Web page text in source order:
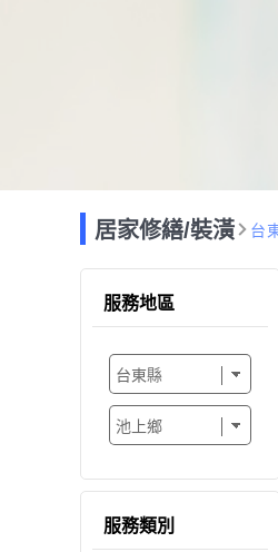
居家修繕/裝潢 台
服務地區
服務類別